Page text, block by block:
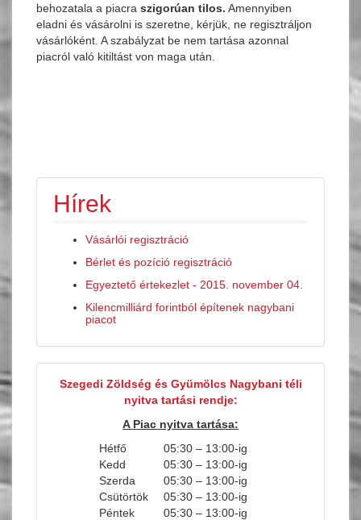
behozatala a piacra szigorúan tilos. Amennyiben
eladni és vásárolni is szeretne, kérjük, ne regisztráljon
vásárlóként. A szabályzat be nem tartása azonnal
piacról való kitiltást von maga után.
Hírek
Vásárlói regisztráció
Bérlet és pozíció regisztráció
Egyeztető értekezlet - 2015. november 04.
Kilencmilliárd forintból építenek nagybani
piacot
Szegedi Zöldség és Gyümölcs Nagybani téli
nyitva tartási rendje:
A Piac nyitva tartása:
Hétfő
05:30 – 13:00-ig
Kedd
05:30 – 13:00-ig
Szerda
05:30 – 13:00-ig
Csütörtök
05:30 – 13:00-ig
Péntek
05:30 – 13:00-ig